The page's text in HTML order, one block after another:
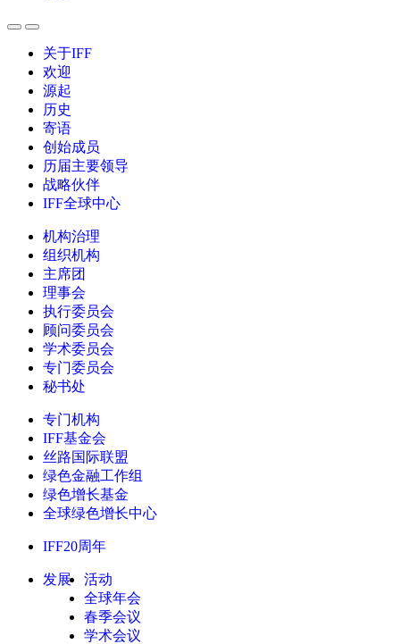
关于IFF
欢迎
源起
历史
寄语
创始成员
历届主要领导
战略伙伴
IFF全球中心
机构治理
组织机构
主席团
理事会
执行委员会
顾问委员会
学术委员会
专门委员会
秘书处
专门机构
IFF基金会
丝路国际联盟
绿色金融工作组
绿色增长基金
全球绿色增长中心
IFF20周年
发展
活动
全球年会
春季会议
学术会议